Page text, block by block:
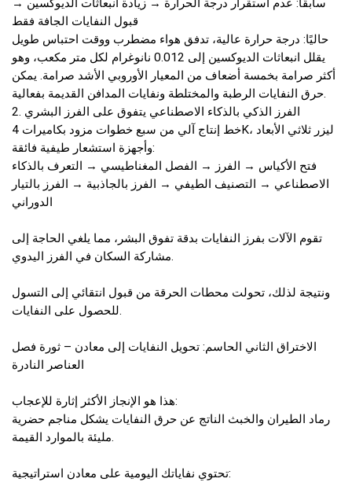
سابقًا: عدم استقرار درجة الحرارة → زيادة انبعاثات الديوكسين →
قبول النفايات الجافة فقط
حاليًا: درجة حرارة عالية، تدفق هواء مضطرب ووقت احتباس طويل
يقلل انبعاثات الديوكسين إلى 0.012 نانوغرام لكل متر مكعب، وهو
أكثر صرامة بخمسة أضعاف من المعيار الأوروبي الأشد صرامة. يمكن
حرق النفايات الرطبة والمختلطة ونفايات المدافن القديمة بفعالية.
2. الفرز الذكي بالذكاء الاصطناعي يتفوق على الفرز البشري
خط إنتاج آلي من سبع خطوات مزود بكاميرات 4K، ليزر ثلاثي الأبعاد
وأجهزة استشعار طيفية فائقة:
فتح الأكياس → الفرز → الفصل المغناطيسي → التعرف بالذكاء
الاصطناعي → التصنيف الطيفي → الفرز بالجاذبية → الفرز بالتيار
الدوراني
تقوم الآلات بفرز النفايات بدقة تفوق البشر، مما يلغي الحاجة إلى
مشاركة السكان في الفرز اليدوي.
ونتيجة لذلك، تحولت محطات الحرقة من قبول انتقائي إلى التسول
للحصول على النفايات.
الاختراق الثاني الحاسم: تحويل النفايات إلى معادن – ثورة فصل
العناصر النادرة
هذا هو الإنجاز الأكثر إثارة للإعجاب:
رماد الطيران والخبث الناتج عن حرق النفايات يشكل مناجم حضرية
مليئة بالموارد القيمة.
تحتوي نفاياتك اليومية على معادن استراتيجية: